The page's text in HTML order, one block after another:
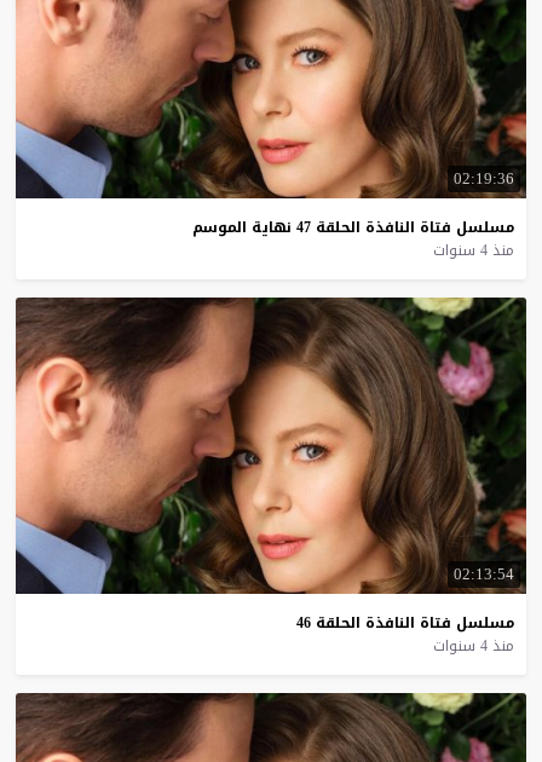
02:19:36
مسلسل فتاة النافذة الحلقة 47 نهاية الموسم
منذ 4 سنوات
02:13:54
مسلسل فتاة النافذة الحلقة 46
منذ 4 سنوات